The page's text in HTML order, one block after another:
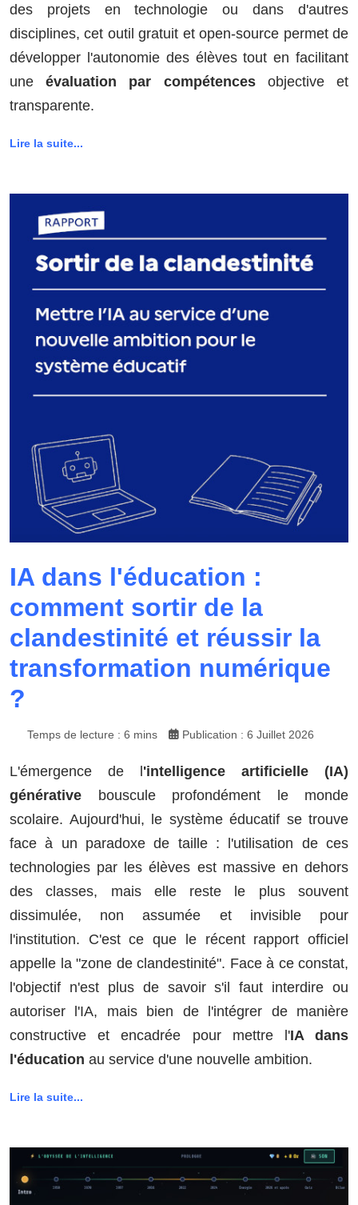
des projets en technologie ou dans d'autres
disciplines, cet outil gratuit et open-source permet de
développer l'autonomie des élèves tout en facilitant
uneévaluation par compétencesobjective et
transparente.
Lire la suite...
IA dans l'éducation :
comment sortir de la
clandestinité et réussir la
transformation numérique
?
Temps de lecture : 6 mins Publication : 6 Juillet 2026
L'émergence de l'intelligence artificielle (IA)
générative bouscule profondément le monde
scolaire. Aujourd'hui, le système éducatif se trouve
face à un paradoxe de taille : l'utilisation de ces
technologies par les élèves est massive en dehors
des classes, mais elle reste le plus souvent
dissimulée, non assumée et invisible pour
l'institution. C'est ce que le récent rapport officiel
appelle la "zone de clandestinité". Face à ce constat,
l'objectif n'est plus de savoir s'il faut interdire ou
autoriser l'IA, mais bien de l'intégrer de manière
constructive et encadrée pour mettre l'IA dans
l'éducation au service d'une nouvelle ambition.
Lire la suite...